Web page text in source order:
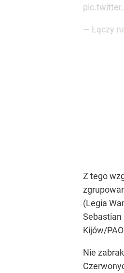
— Łączy
Z tego
(Legia
Sebastian
Kijów/
Nie